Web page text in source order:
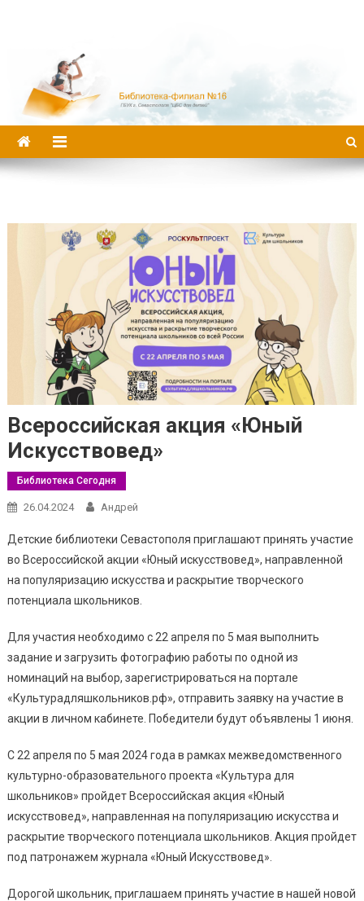
Всероссийская акция «Юный
Искусствовед»
Библиотека Сегодня
26.04.2024 Андрей
Детские библиотеки Севастополя приглашают принять участие
во Всероссийской акции «Юный искусствовед», направленной
на популяризацию искусства и раскрытие творческого
потенциала школьников.
Для участия необходимо с 22 апреля по 5 мая выполнить
задание и загрузить фотографию работы по одной из
номинаций на выбор, зарегистрироваться на портале
«Культурадляшкольников.рф», отправить заявку на участие в
акции в личном кабинете. Победители будут объявлены 1 июня.
С 22 апреля по 5 мая 2024 года в рамках межведомственного
культурно-образовательного проекта «Культура для
школьников» пройдет Всероссийская акция «Юный
искусствовед», направленная на популяризацию искусства и
раскрытие творческого потенциала школьников. Акция пройдет
под патронажем журнала «Юный Искусствовед».
Дорогой школьник, приглашаем принять участие в нашей новой